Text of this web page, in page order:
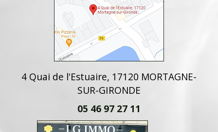
4 Quai de l'Estuaire, 17120 MORTAGNE-
SUR-GIRONDE
05 46 97 27 11